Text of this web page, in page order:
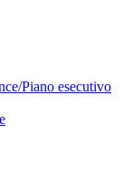
Piano esecutivo